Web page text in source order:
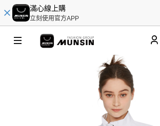
滿心線上購
立刻使用官方APP